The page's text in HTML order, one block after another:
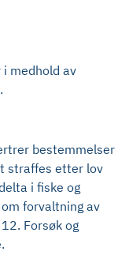
medhold av
bestemmelser
straffes etter lov
i fiske og
forvaltning av
Forsøk og